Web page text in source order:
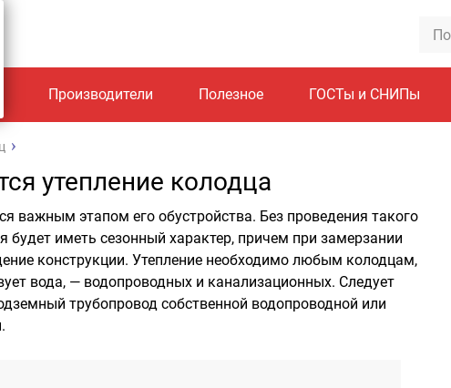
Производители Полезное ГОСТы и СНИПы
утепление колодца
важным этапом его обустройства. Без проведения такого
будет иметь сезонный характер, причем при замерзании
конструкции. Утепление необходимо любым колодцам,
вода, — водопроводных и канализационных. Следует
трубопровод собственной водопроводной или